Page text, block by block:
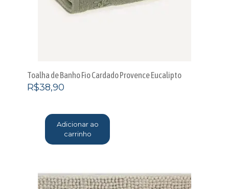
Toalha de Banho Fio Cardado Provence Eucalipto
R$38,90
Adicionar ao
carrinho